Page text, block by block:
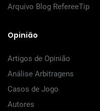
Arquivo Blog RefereeTip
Opinião
Artigos de Opinião
Análise Arbitragens
Casos de Jogo
Autores